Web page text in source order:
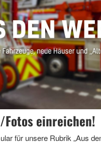
Fotos einreichen!
für unsere Rubrik „Aus